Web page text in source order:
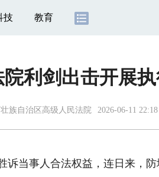
技 教育
利剑出击开展
族自治区高级人民法院 2026-06-11 22:18
当事人合法权益，连日来，防